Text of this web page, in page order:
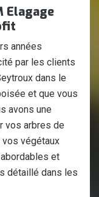
Elagage
années
par les clients
dans le
et que vous
avons une
vos arbres de
vos végétaux
et
détaillé dans les